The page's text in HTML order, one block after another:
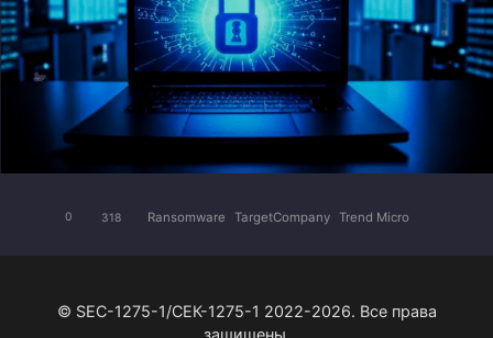
0 318 Ransomware TargetCompany Trend Micro
© SEC-1275-1/СЕК-1275-1 2022-2026. Все права
защищены.